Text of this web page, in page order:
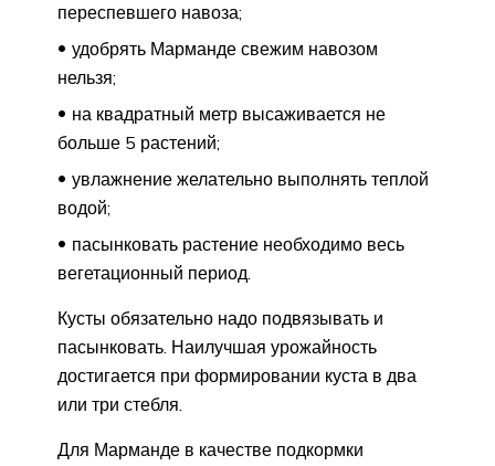
переспевшего навоза;
удобрять Марманде свежим навозом
нельзя;
на квадратный метр высаживается не
больше 5 растений;
увлажнение желательно выполнять теплой
водой;
пасынковать растение необходимо весь
вегетационный период.
Кусты обязательно надо подвязывать и
пасынковать. Наилучшая урожайность
достигается при формировании куста в два
или три стебля.
Для Марманде в качестве подкормки